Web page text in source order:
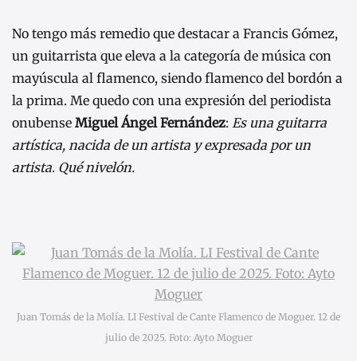
No tengo más remedio que destacar a Francis Gómez,
un guitarrista que eleva a la categoría de música con
mayúscula al flamenco, siendo flamenco del bordón a
la prima. Me quedo con una expresión del periodista
onubense Miguel Ángel Fernández: Es una guitarra
artística, nacida de un artista y expresada por un
artista. Qué nivelón.
Juan Tomás de la Molía. LI Festival de Cante Flamenco de Moguer. 12 de
julio de 2025. Foto: Ayto Moguer